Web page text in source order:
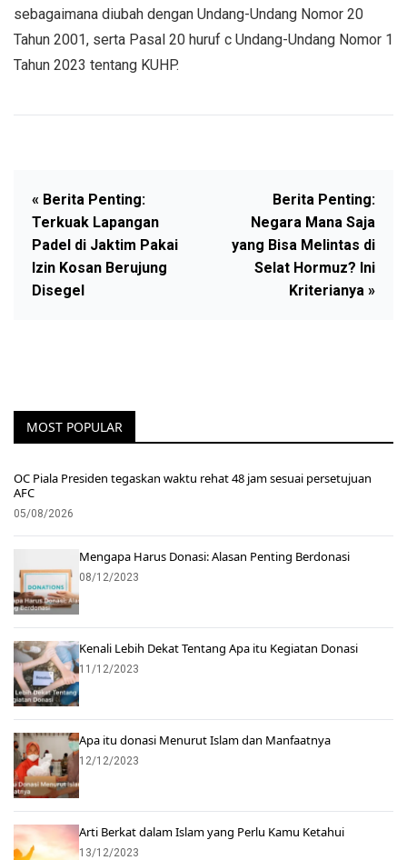
sebagaimana diubah dengan Undang-Undang Nomor 20
Tahun 2001, serta Pasal 20 huruf c Undang-Undang Nomor 1
Tahun 2023 tentang KUHP.
« Berita Penting:
Terkuak Lapangan
Padel di Jaktim Pakai
Izin Kosan Berujung
Disegel
Berita Penting:
Negara Mana Saja
yang Bisa Melintas di
Selat Hormuz? Ini
Kriterianya »
MOST POPULAR
OC Piala Presiden tegaskan waktu rehat 48 jam sesuai persetujuan
AFC
05/08/2026
Mengapa Harus Donasi: Alasan Penting Berdonasi
08/12/2023
Kenali Lebih Dekat Tentang Apa itu Kegiatan Donasi
11/12/2023
Apa itu donasi Menurut Islam dan Manfaatnya
12/12/2023
Arti Berkat dalam Islam yang Perlu Kamu Ketahui
13/12/2023